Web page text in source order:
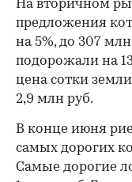
На вторичном
предложения
на 5%, до 307
подорожали на
цена сотки
2,9 млн руб.
В конце июня
самых дорогих
Самые дорогие